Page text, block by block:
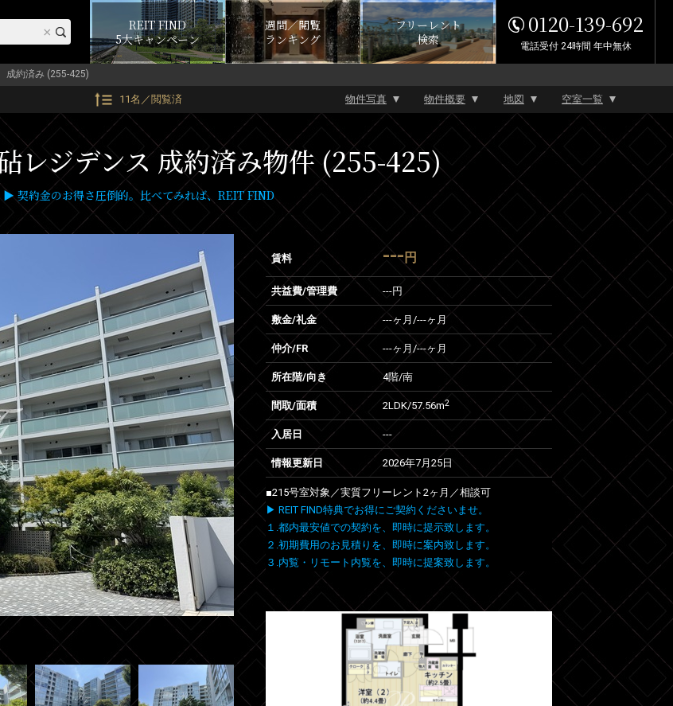
REIT FIND
5大キャンペーン
週間／閲覧
ランキング
フリーレント
検索
0120-139-692
電話受付 24時間 年中無休
成約済み (255-425)
11名／閲覧済 物件写真 物件概要 地図 空室一覧
レジデンス 成約済み物件 (255-425)
▶ 契約金のお得さ圧倒的。比べてみれば、REIT FIND
賃料 --- 円
共益費/管理費 ---円
敷金/礼金 ---ヶ月 /---ヶ月
仲介/FR ---ヶ月 /---ヶ月
所在階/向き 4階/南
間取/面積 2LDK/57.56m2
入居日 ---
情報更新日 2026年7月25日
■215号室対象／実質フリーレント2ヶ月／相談可
▶ REIT FIND特典でお得にご契約くださいませ。
１.都内最安値での契約を、即時に提示致します。
２.初期費用のお見積りを、即時に案内致します。
３.内覧・リモート内覧を、即時に提案致します。